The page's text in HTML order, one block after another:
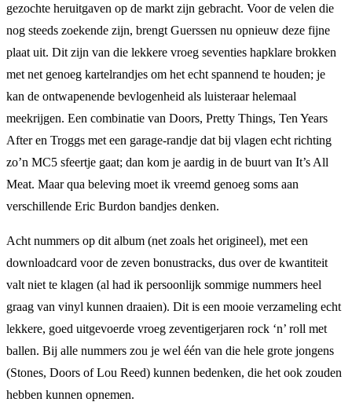
gezochte heruitgaven op de markt zijn gebracht. Voor de velen die
nog steeds zoekende zijn, brengt Guerssen nu opnieuw deze fijne
plaat uit. Dit zijn van die lekkere vroeg seventies hapklare brokken
met net genoeg kartelrandjes om het echt spannend te houden; je
kan de ontwapenende bevlogenheid als luisteraar helemaal
meekrijgen. Een combinatie van Doors, Pretty Things, Ten Years
After en Troggs met een garage-randje dat bij vlagen echt richting
zo’n MC5 sfeertje gaat; dan kom je aardig in de buurt van It’s All
Meat. Maar qua beleving moet ik vreemd genoeg soms aan
verschillende Eric Burdon bandjes denken.
Acht nummers op dit album (net zoals het origineel), met een
downloadcard voor de zeven bonustracks, dus over de kwantiteit
valt niet te klagen (al had ik persoonlijk sommige nummers heel
graag van vinyl kunnen draaien). Dit is een mooie verzameling echt
lekkere, goed uitgevoerde vroeg zeventigerjaren rock ‘n’ roll met
ballen. Bij alle nummers zou je wel één van die hele grote jongens
(Stones, Doors of Lou Reed) kunnen bedenken, die het ook zouden
hebben kunnen opnemen.